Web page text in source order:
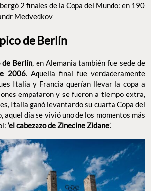
2 finales de la Copa del Mundo: en 190
Medvedkov
de Berlín
de Berlín , en Alemania también fue sede de
2006. Aquella final fue verdaderamente
Italia y Francia querían llevar la copa a
empataron y se fueron a tiempo extra,
Italia ganó levantando su cuarta Copa del
aquel día se vivió uno de los momentos más
‘el cabezazo de Zinedine Zidane’.